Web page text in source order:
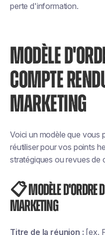
perte d'information.
MODÈLE
COMPTE
MARKETING
Voici un modèle que vous
réutiliser pour vos points
stratégiques ou revues de
📋 MODÈLE D'ORDRE
MARKETING
Titre de la réunion : [ex.